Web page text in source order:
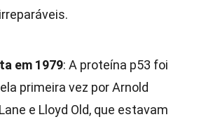
em 1979: A proteína p53 foi
primeira vez por Arnold
e Lloyd Old, que estavam